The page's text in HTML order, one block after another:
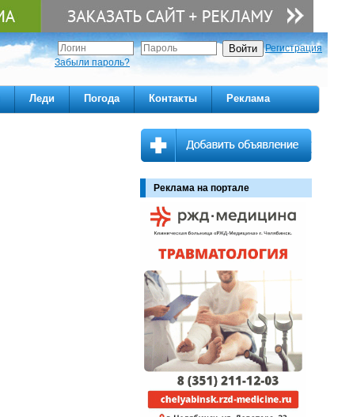
Регистрация
Забыли пароль?
Леди Погода Контакты Реклама
Реклама на портале